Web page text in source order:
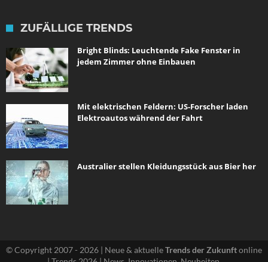
ZUFÄLLIGE TRENDS
Bright Blinds: Leuchtende Fake Fenster in
jedem Zimmer ohne Einbauen
Mit elektrischen Feldern: US-Forscher laden
Elektroautos während der Fahrt
Australier stellen Kleidungsstück aus Bier her
© Copyright 2007 - 2026 | Neue & aktuelleTrends der Zukunftonline